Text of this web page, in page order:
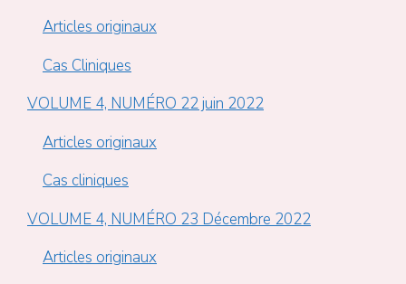
Articles originaux
Cas Cliniques
VOLUME 4, NUMÉRO 22 juin 2022
Articles originaux
Cas cliniques
VOLUME 4, NUMÉRO 23 Décembre 2022
Articles originaux